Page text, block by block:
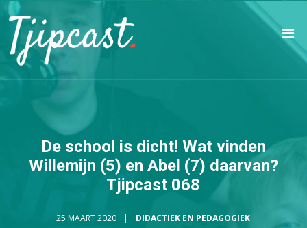
De school is dicht! Wat vinden
Willemijn (5) en Abel (7) daarvan?
Tjipcast 068
25 MAART 2020 DIDACTIEK EN PEDAGOGIEK